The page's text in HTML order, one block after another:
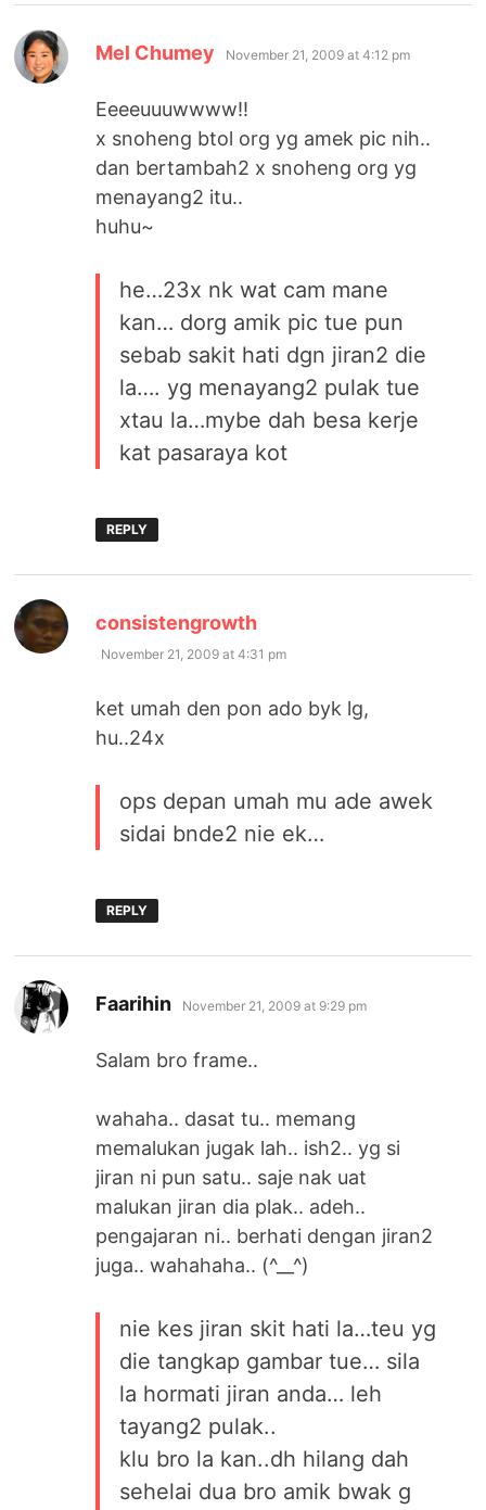
Mel Chumey says:
November 21, 2009 at 4:12 pm
Eeeeuuuwwww!!
x snoheng btol org yg amek pic nih..
dan bertambah2 x snoheng org yg
menayang2 itu..
huhu~
he…23x nk wat cam mane
kan… dorg amik pic tue pun
sebab sakit hati dgn jiran2 die
la…. yg menayang2 pulak tue
xtau la…mybe dah besa kerje
kat pasaraya kot
REPLY
consistengrowth
November 21, 2009 at 4:31 pm
ket umah den pon ado byk lg,
hu..24x
ops depan umah mu ade awek
sidai bnde2 nie ek…
REPLY
Faarihin says:
November 21, 2009 at 9:29 pm
Salam bro frame..
wahaha.. dasat tu.. memang
memalukan jugak lah.. ish2.. yg si
jiran ni pun satu.. saje nak uat
malukan jiran dia plak.. adeh..
pengajaran ni.. berhati dengan jiran2
juga.. wahahaha.. (^__^)
nie kes jiran skit hati la…teu yg
die tangkap gambar tue… sila
la hormati jiran anda… leh
tayang2 pulak..
klu bro la kan..dh hilang dah
sehelai dua bro amik bwak g